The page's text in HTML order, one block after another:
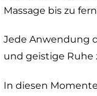
Massage bis zu
Jede Anwendung
und geistige Ruhe
In diesen